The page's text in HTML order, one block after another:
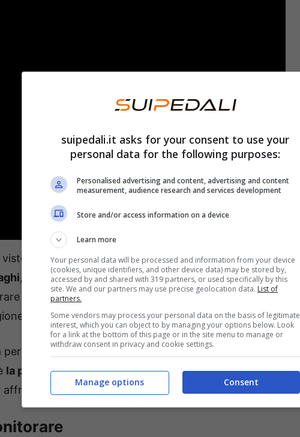
l’Inter concentrarsi suacquisti funzionalial
, senza compromettere le finanze del club. Questo
nuovi giocatori che potrebbero avere un impatto
però, è tutt’altro che semplice. Quello che
la profonditàdella rosa nerazzurra, che sembra essere
più competizioni contemporaneamente.
suipedali.it asks for your consent to use your
personal data for the following purposes:
Personalised advertising and content, advertising and content
measurement, audience research and services development
Store and/or access information on a device
Learn more
Your personal data will be processed and information from your device
(cookies, unique identifiers, and other device data) may be stored by,
accessed by and shared with 319 partners, or used specifically by this
site. We and our partners may use precise geolocation data. List of
partners.
Some vendors may process your personal data on the basis of legitimate
interest, which you can object to by managing your options below. Look
for a link at the bottom of this page or in the site menu to manage or
withdraw consent in privacy and cookie settings.
Consent
Manage options